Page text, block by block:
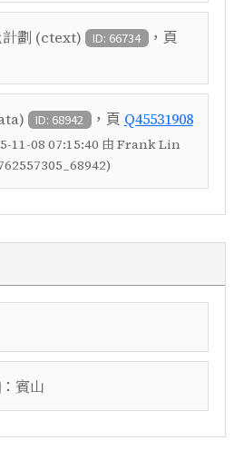
計劃 (ctext) ID: 66734 ，頁
ID: 68942 ，頁 Q45531908
11-08 07:15:40 由 Frank Lin
： 賓山